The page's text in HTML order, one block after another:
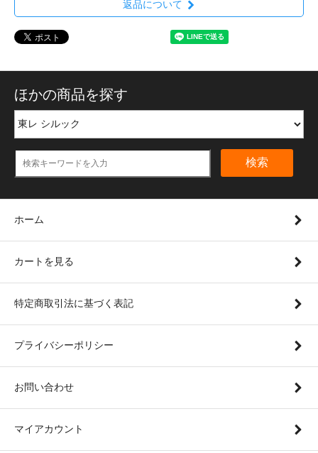
返品について
ほかの商品を探す
検索
ホーム
カートを見る
特定商取引法に基づく表記
プライバシーポリシー
お問い合わせ
マイアカウント